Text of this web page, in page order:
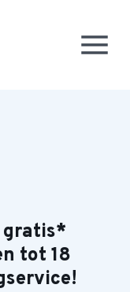
gratis*
tot 18